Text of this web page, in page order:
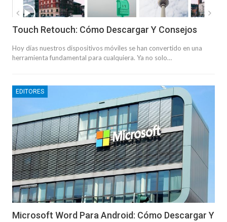
Touch Retouch: Cómo Descargar Y Consejos
Hoy días nuestros dispositivos móviles se han convertido en una
herramienta fundamental para cualquiera. Ya no solo…
EDITORES
Microsoft Word Para Android: Cómo Descargar Y